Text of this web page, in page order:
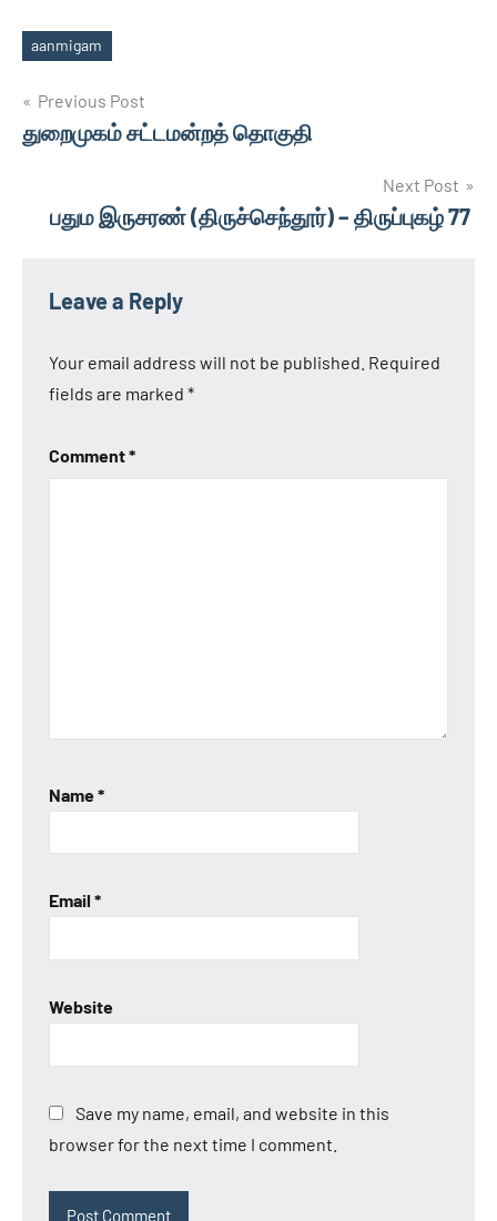
Tags
aanmigam
Post
navigation
Previous Post
துறைமுகம் சட்டமன்றத் தொகுதி
Next Post
பதும இருசரண் (திருச்செந்தூர்) – திருப்புகழ் 77
Leave a Reply
Your email address will not be published. Required
fields are marked *
Comment*
Name*
Email *
Website
Save my name, email, and website in this
browser for the next time I comment.